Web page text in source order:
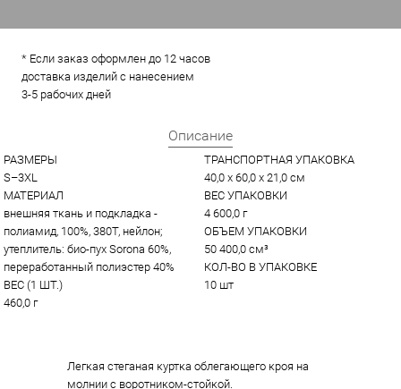
* Если заказ оформлен до 12 часов
доставка изделий с нанесением
3-5 рабочих дней
Описание
РАЗМЕРЫ
S–3XL
МАТЕРИАЛ
внешняя ткань и подкладка -
полиамид, 100%, 380Т, нейлон;
утеплитель: био-пух Sorona 60%,
переработанный полиэстер 40%
ВЕС (1 ШТ.)
460,0 г
ТРАНСПОРТНАЯ УПАКОВКА
40,0 x 60,0 x 21,0 см
ВЕС УПАКОВКИ
4 600,0 г
ОБЪЕМ УПАКОВКИ
50 400,0 см³
КОЛ-ВО В УПАКОВКЕ
10 шт
Легкая стеганая куртка облегающего кроя на
молнии с воротником-стойкой.